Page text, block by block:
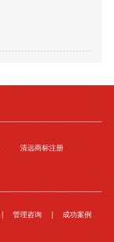
清远商标注册
管理咨询 成功案例